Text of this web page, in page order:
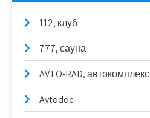
112, клуб
777, сауна
AVTO-RAD, автокомплекс
Avtodoc